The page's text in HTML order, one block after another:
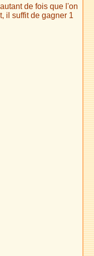
de fois que l'on
il suffit de gagner 1